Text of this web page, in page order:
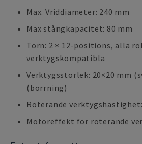
Max. Vriddiameter: 240 mm
Max stångkapacitet: 80 mm
Torn: 2 × 12-positions, alla
verktygskompatibla
Verktygsstorlek: 20×20 mm
(borrning)
Roterande
Motoreffekt för roterande